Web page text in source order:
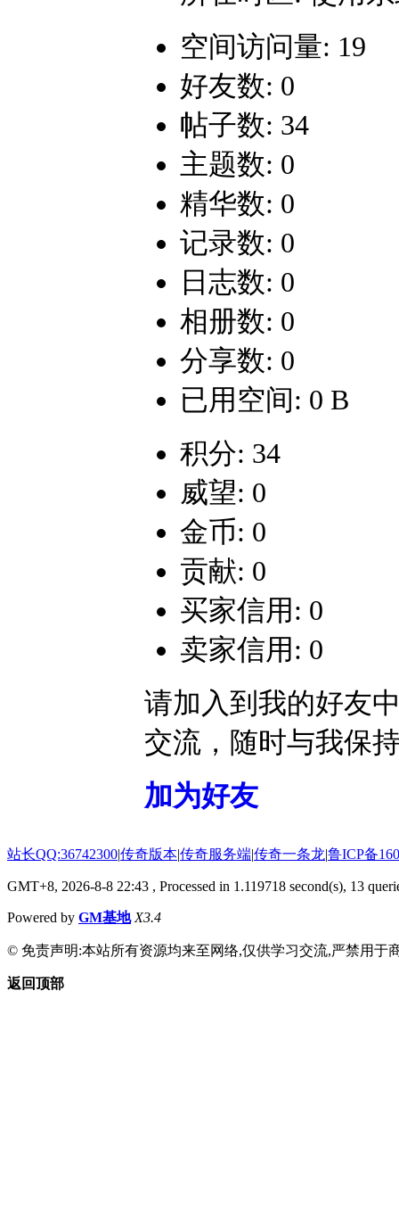
空间访问量: 19
好友数: 0
帖子数: 34
主题数: 0
精华数: 0
记录数: 0
日志数: 0
相册数: 0
分享数: 0
已用空间: 0 B
积分: 34
威望: 0
金币: 0
贡献: 0
买家信用: 0
卖家信用: 0
请加入到我的好友
交流，随时与我保
加为好友
站长QQ:36742300|传奇版本|传奇服务端|传奇一条龙|鲁ICP备
GMT+8, 2026-8-8 22:43 , Processed in 1.119718 second(s), 13
Powered by GM基地 X3.4
© 免责声明:本站所有资源均来至网络,仅供学习交流,严禁用于
返回顶部